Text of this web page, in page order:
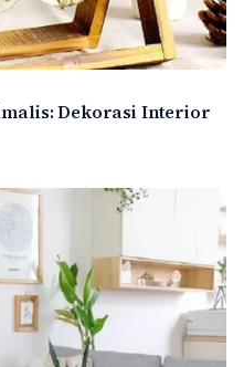
Dekorasi Interior